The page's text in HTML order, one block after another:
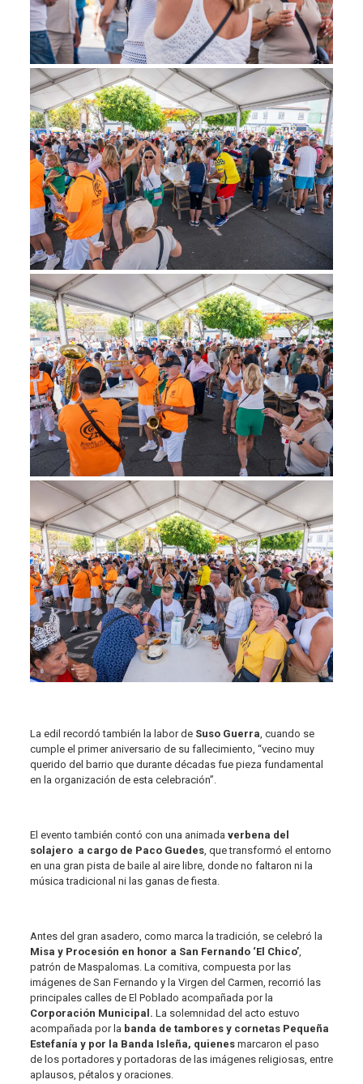
La edil recordó también la labor de Suso Guerra, cuando se
cumple el primer aniversario de su fallecimiento, “vecino muy
querido del barrio que durante décadas fue pieza fundamental
en la organización de esta celebración”.
El evento también contó con una animada verbena del
solajero a cargo de Paco Guedes, que transformó el entorno
en una gran pista de baile al aire libre, donde no faltaron ni la
música tradicional ni las ganas de fiesta.
Antes del gran asadero, como marca la tradición, se celebró la
Misa y Procesión en honor a San Fernando ‘El Chico’,
patrón de Maspalomas. La comitiva, compuesta por las
imágenes de San Fernando y la Virgen del Carmen, recorrió las
principales calles de El Poblado acompañada por la
Corporación Municipal. La solemnidad del acto estuvo
acompañada por la banda de tambores y cornetas Pequeña
Estefanía y por la Banda Isleña, quienesmarcaron el paso
de los portadores y portadoras de las imágenes religiosas, entre
aplausos, pétalos y oraciones.